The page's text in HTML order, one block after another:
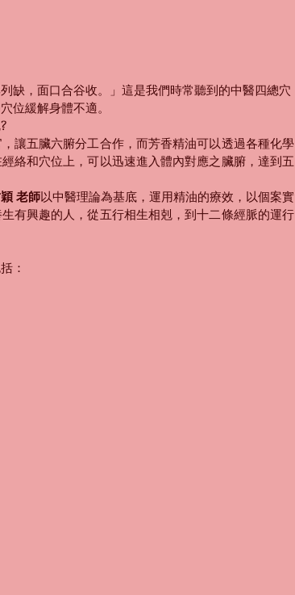
，面口合谷收。」這是我們時常聽到的中醫四總穴
位緩解身體不適。
五臟六腑分工合作，而芳香精油可以透過各種化學
絡和穴位上，可以迅速進入體內對應之臟腑，達到五
老師以中醫理論為基底，運用精油的療效，以個案實
有興趣的人，從五行相生相剋，到十二條經脈的運行
：